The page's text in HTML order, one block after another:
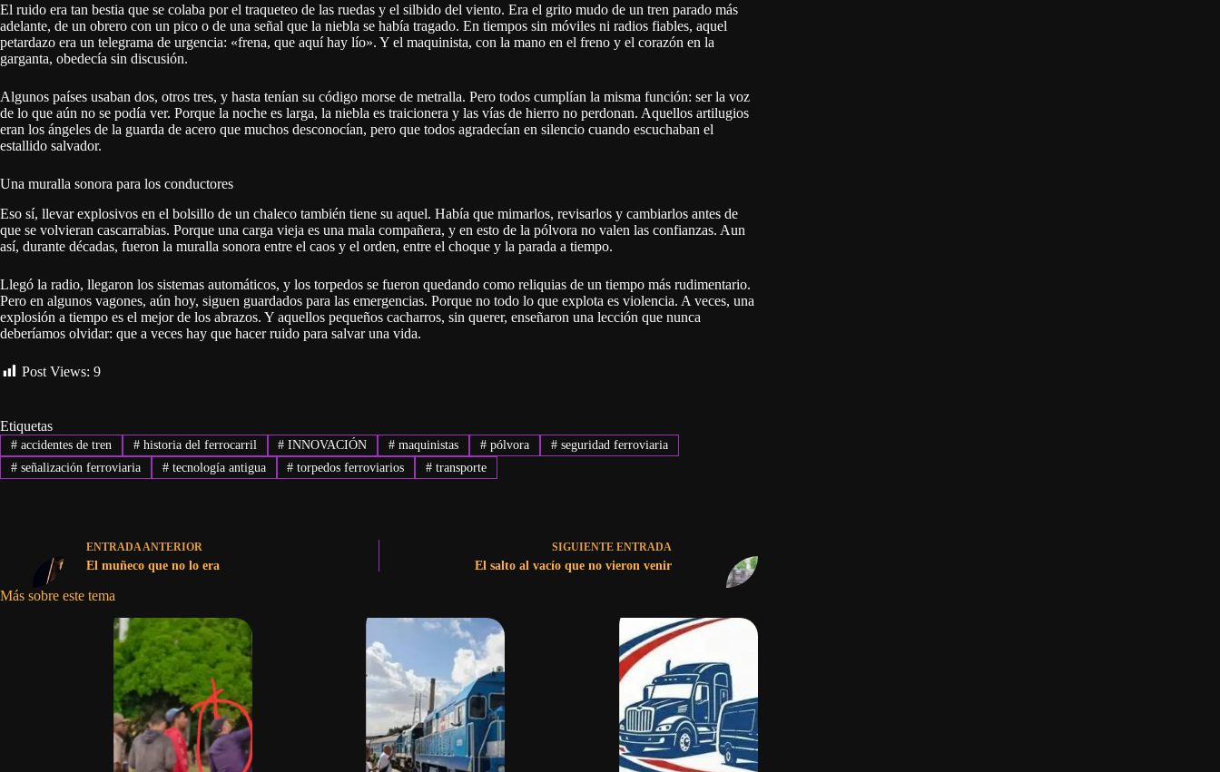
El ruido era tan bestia que se colaba por el traqueteo de las ruedas y el silbido del viento. Era el grito mudo de un tren parado más
adelante, de un obrero con un pico o de una señal que la niebla se había tragado. En tiempos sin móviles ni radios fiables, aquel
petardazo era un telegrama de urgencia: «frena, que aquí hay lío». Y el maquinista, con la mano en el freno y el corazón en la
garganta, obedecía sin discusión.
Algunos países usaban dos, otros tres, y hasta tenían su código morse de metralla. Pero todos cumplían la misma función: ser la voz
de lo que aún no se podía ver. Porque la noche es larga, la niebla es traicionera y las vías de hierro no perdonan. Aquellos artilugios
eran los ángeles de la guarda de acero que muchos desconocían, pero que todos agradecían en silencio cuando escuchaban el
estallido salvador.
Una muralla sonora para los conductores
Eso sí, llevar explosivos en el bolsillo de un chaleco también tiene su aquel. Había que mimarlos, revisarlos y cambiarlos antes de
que se volvieran cascarrabias. Porque una carga vieja es una mala compañera, y en esto de la pólvora no valen las confianzas. Aun
así, durante décadas, fueron la muralla sonora entre el caos y el orden, entre el choque y la parada a tiempo.
Llegó la radio, llegaron los sistemas automáticos, y los torpedos se fueron quedando como reliquias de un tiempo más rudimentario.
Pero en algunos vagones, aún hoy, siguen guardados para las emergencias. Porque no todo lo que explota es violencia. A veces, una
explosión a tiempo es el mejor de los abrazos. Y aquellos pequeños cacharros, sin querer, enseñaron una lección que nunca
deberíamos olvidar: que a veces hay que hacer ruido para salvar una vida.
Post Views: 9
Etiquetas
#accidentes de tren #historia del ferrocarril # INNOVACIÓN # maquinistas # pólvora #seguridad ferroviaria
#señalización ferroviaria #tecnología antigua # torpedos ferroviarios # transporte
ENTRADAANTERIOR
El muñeco que no lo era
SIGUIENTE ENTRADA
El salto al vacío que no vieron venir
Más sobre este tema